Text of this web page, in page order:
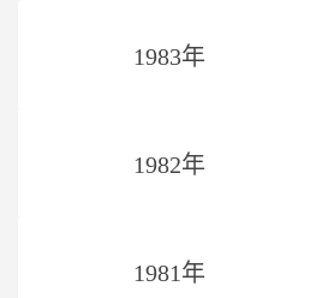
1983年
1982年
1981年